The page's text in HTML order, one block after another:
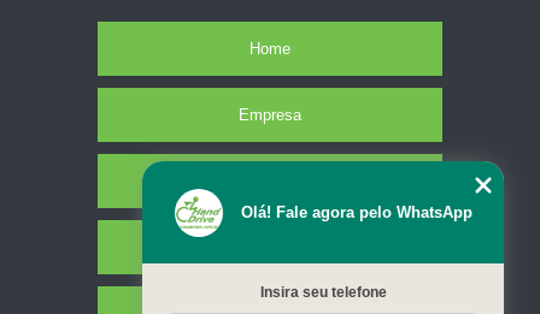
Home
Empresa
Olá! Fale agora pelo WhatsApp
Insira seu telefone